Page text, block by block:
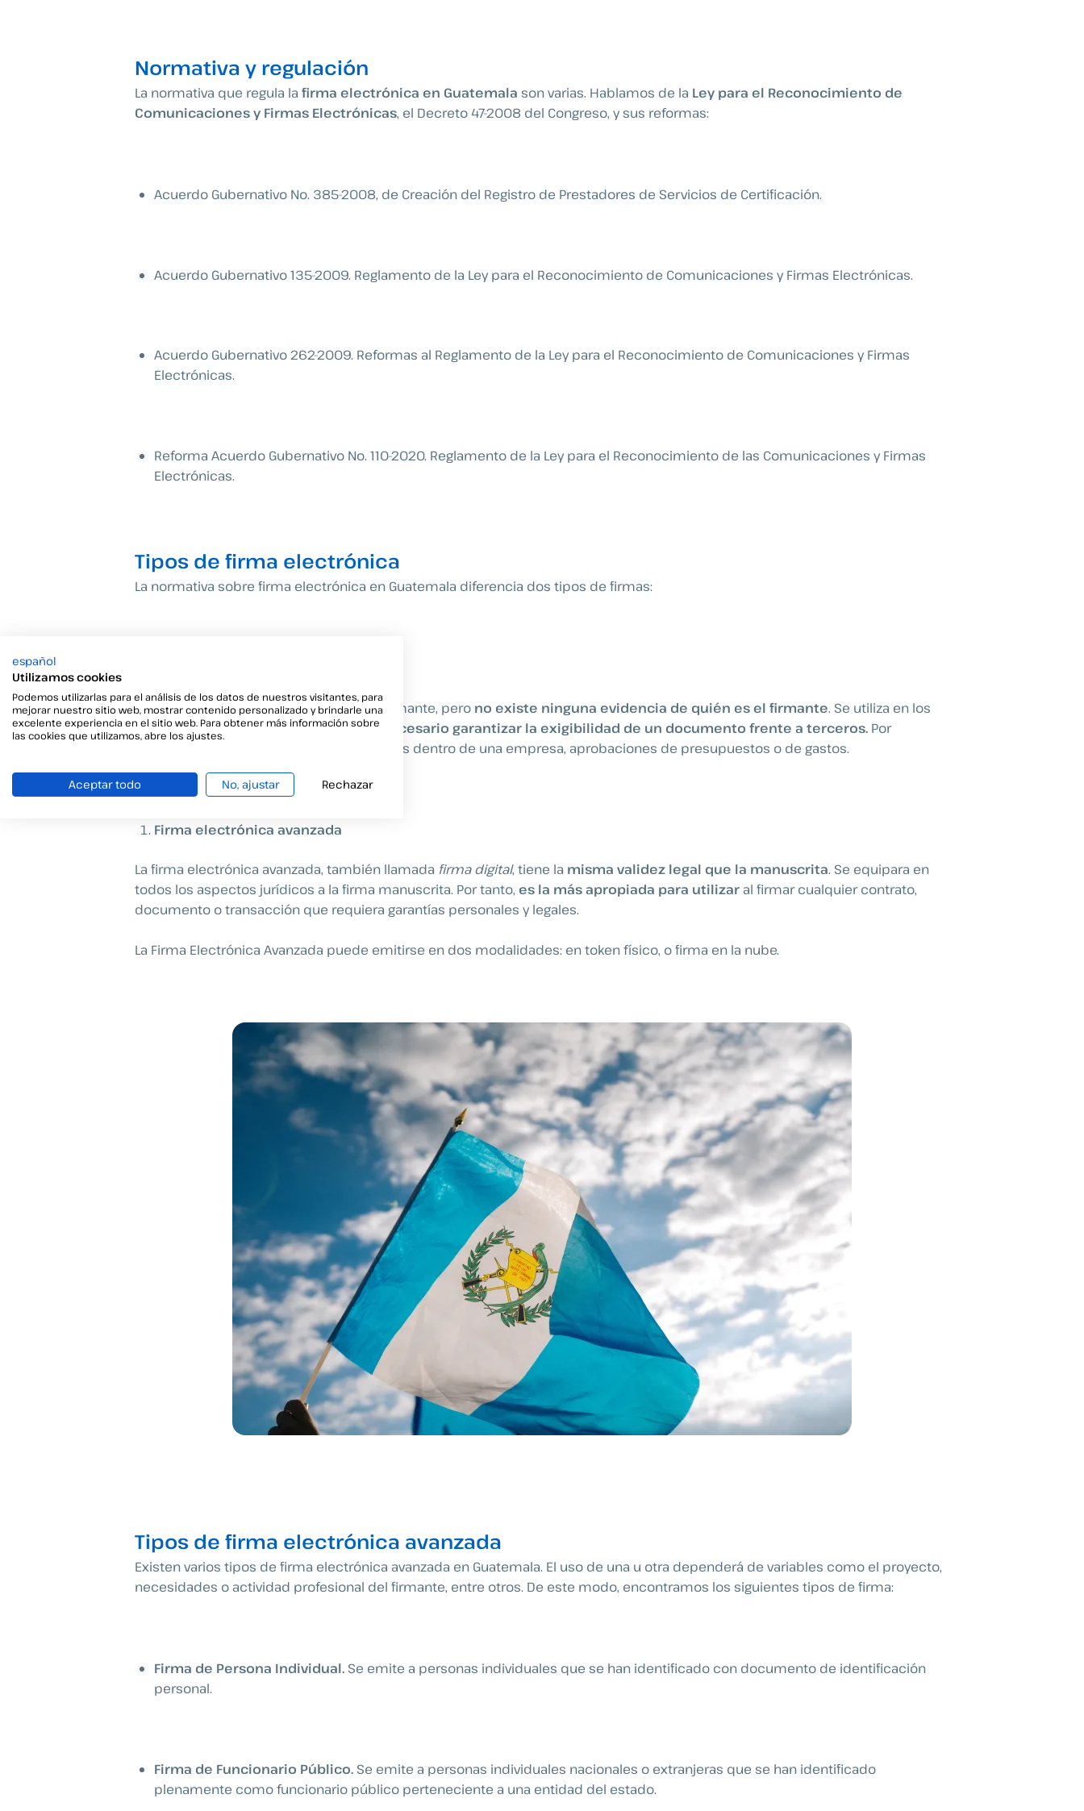
Normativa y regulación
La normativa que regula la firma electrónica en Guatemala son varias. Hablamos de la Ley para el Reconocimiento de
Comunicaciones y Firmas Electrónicas, el Decreto 47-2008 del Congreso, y sus reformas:
Acuerdo Gubernativo No. 385-2008, de Creación del Registro de Prestadores de Servicios de Certificación.
Acuerdo Gubernativo 135-2009. Reglamento de la Ley para el Reconocimiento de Comunicaciones y Firmas Electrónicas.
Acuerdo Gubernativo 262-2009. Reformas al Reglamento de la Ley para el Reconocimiento de Comunicaciones y Firmas
Electrónicas.
Reforma Acuerdo Gubernativo No. 110-2020. Reglamento de la Ley para el Reconocimiento de las Comunicaciones y Firmas
Electrónicas.
Tipos de firma electrónica
La normativa sobre firma electrónica en Guatemala diferencia dos tipos de firmas:
Esta firma asocia datos electrónicos al firmante, pero no existe ninguna evidencia de quién es el firmante. Se utiliza en los
procesos o acciones en los queno es necesario garantizar la exigibilidad de un documento frente a terceros. Por
ejemplo, para sellar autorizaciones internas dentro de una empresa, aprobaciones de presupuestos o de gastos.
Firma electrónica avanzada
La firma electrónica avanzada, también llamada firma digital, tiene la misma validez legal que la manuscrita. Se equipara en
todos los aspectos jurídicos a la firma manuscrita. Por tanto, es la más apropiada para utilizar al firmar cualquier contrato,
documento o transacción que requiera garantías personales y legales.
La Firma Electrónica Avanzada puede emitirse en dos modalidades: en token físico, o firma en la nube.
Tipos de firma electrónica avanzada
Existen varios tipos de firma electrónica avanzada en Guatemala. El uso de una u otra dependerá de variables como el proyecto,
necesidades o actividad profesional del firmante, entre otros. De este modo, encontramos los siguientes tipos de firma:
Firma de Persona Individual. Se emite a personas individuales que se han identificado con documento de identificación
personal.
Firma de Funcionario Público. Se emite a personas individuales nacionales o extranjeras que se han identificado
plenamente como funcionario público perteneciente a una entidad del estado.
español
Utilizamos cookies
Podemos utilizarlas para el análisis de los datos de nuestros visitantes, para
mejorar nuestro sitio web, mostrar contenido personalizado y brindarle una
excelente experiencia en el sitio web. Para obtener más información sobre
las cookies que utilizamos, abre los ajustes.
Aceptar todo No, ajustar Rechazar